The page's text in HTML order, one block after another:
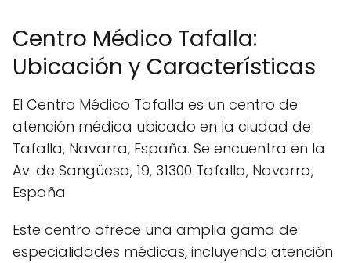
Centro Médico Tafalla:
Ubicación y Características
El Centro Médico Tafalla es un centro de
atención médica ubicado en la ciudad de
Tafalla, Navarra, España. Se encuentra en la
Av. de Sangüesa, 19, 31300 Tafalla, Navarra,
España.
Este centro ofrece una amplia gama de
especialidades médicas, incluyendo atención